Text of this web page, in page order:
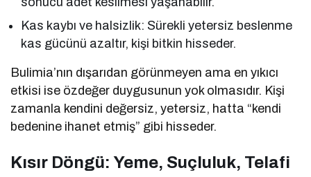
Kas kaybı ve halsizlik: Sürekli yetersiz beslenme
kas gücünü azaltır, kişi bitkin hisseder.
Bulimia’nın dışarıdan görünmeyen ama en yıkıcı
etkisi ise özdeğer duygusunun yok olmasıdır. Kişi
zamanla kendini değersiz, yetersiz, hatta “kendi
bedenine ihanet etmiş” gibi hisseder.
Kısır Döngü: Yeme, Suçluluk, Telafi